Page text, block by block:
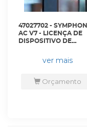
47027702 -
AC V7 - LICENÇA DE
DISPOSITIVO DE
SYMPHONY - AIM-
AC - SENSTAR
ver mais
Orçamento